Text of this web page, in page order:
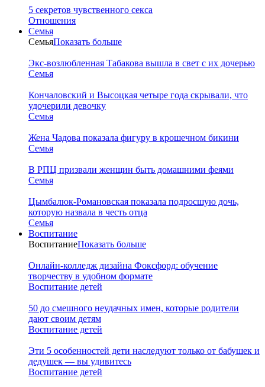
5 секретов чувственного секса
Отношения
Семья
СемьяПоказать больше
Экс-возлюбленная Табакова вышла в свет с их дочерью
Семья
Кончаловский и Высоцкая четыре года скрывали, что
удочерили девочку
Семья
Жена Чадова показала фигуру в крошечном бикини
Семья
В РПЦ призвали женщин быть домашними феями
Семья
Цымбалюк-Романовская показала подросшую дочь,
которую назвала в честь отца
Семья
Воспитание
ВоспитаниеПоказать больше
Онлайн-колледж дизайна Фоксфорд: обучение
творчеству в удобном формате
Воспитание детей
50 до смешного неудачных имен, которые родители
дают своим детям
Воспитание детей
Эти 5 особенностей дети наследуют только от бабушек и
дедушек — вы удивитесь
Воспитание детей